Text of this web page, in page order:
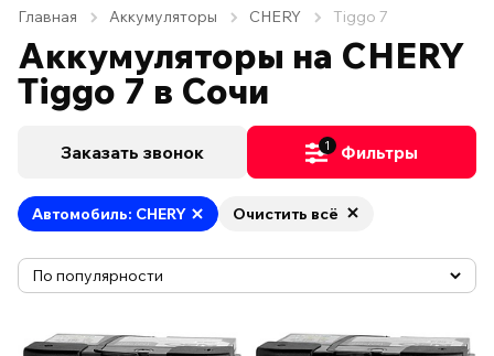
Главная Аккумуляторы CHERY Tiggo 7
Аккумуляторы на CHERY
Tiggo 7 в Сочи
Заказать звонок 1 Фильтры
Автомобиль: CHERY Очистить всё